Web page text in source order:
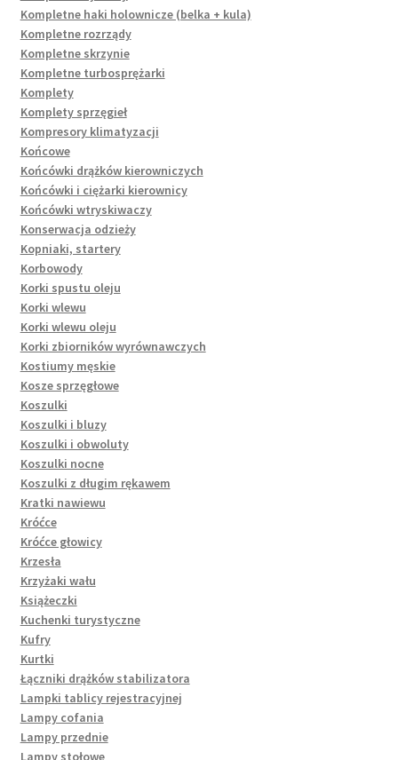
Kompletne haki holownicze (belka + kula)
Kompletne rozrządy
Kompletne skrzynie
Kompletne turbosprężarki
Komplety
Komplety sprzęgieł
Kompresory klimatyzacji
Końcowe
Końcówki drążków kierowniczych
Końcówki i ciężarki kierownicy
Końcówki wtryskiwaczy
Konserwacja odzieży
Kopniaki, startery
Korbowody
Korki spustu oleju
Korki wlewu
Korki wlewu oleju
Korki zbiorników wyrównawczych
Kostiumy męskie
Kosze sprzęgłowe
Koszulki
Koszulki i bluzy
Koszulki i obwoluty
Koszulki nocne
Koszulki z długim rękawem
Kratki nawiewu
Króćce
Króćce głowicy
Krzesła
Krzyżaki wału
Książeczki
Kuchenki turystyczne
Kufry
Kurtki
Łączniki drążków stabilizatora
Lampki tablicy rejestracyjnej
Lampy cofania
Lampy przednie
Lampy stołowe